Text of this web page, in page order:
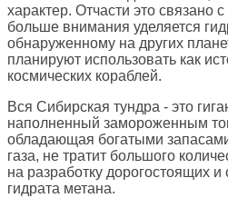
характер. Отчасти это связано
больше внимания уделяется
обнаруженному на других
планируют использовать как
космических кораблей.
Вся Сибирская тундра - это
наполненный замороженным
обладающая богатыми
газа, не тратит большого
на разработку дорогостоящих
гидрата метана.